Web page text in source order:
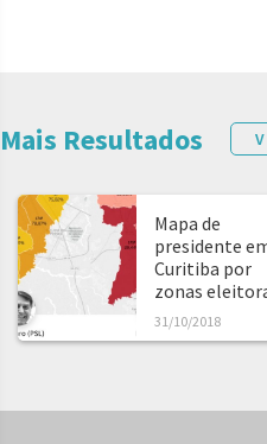
Mais Resultados
Mapa de
presidente
Curitiba por
zonas
31/10/2018